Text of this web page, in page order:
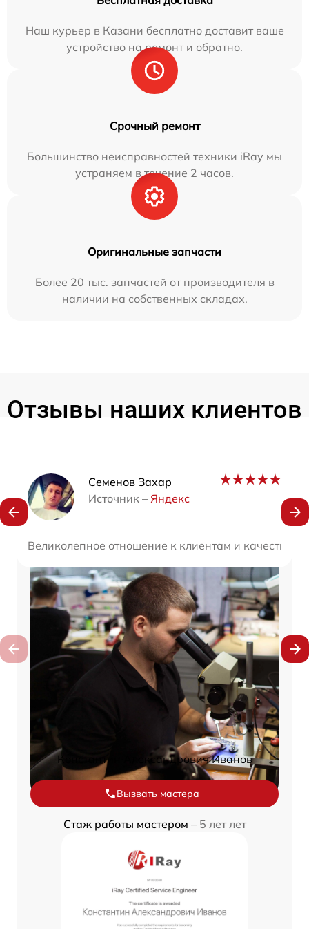
Наш курьер в Казани бесплатно доставит ваше
устройство на ремонт и обратно.
Срочный ремонт
Большинство неисправностей техники iRay мы
устраняем в течение 2 часов.
Оригинальные запчасти
Более 20 тыс. запчастей от производителя в
наличии на собственных складах.
Отзывы наших клиентов
Семенов Захар
Источник – Яндекс
Великолепное отношение к клиентам и качество
Наши мастера
Константин Александрович Иванов
Вызвать мастера
Стаж работы мастером – 5 лет лет